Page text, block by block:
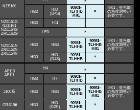
NZE160
×
HB3
HID
(D4S)
90981-
TLHHB
※01
×
※01：発光部
の角度調整が
必要です。
NZE161G
NZE161
NZE164G
ZRE162G
HB3 H11
LED ×
NZE151N
ZRE152N
ZRE154N
HB3 HB4
90981-
TLHHB
90981-
TLHHB
※01
※01：発光部
の角度調整が
必要です。
HB3
HID
(D4S)
90981-
TLHHB
×
AE110
AE111
H4
×
HB3 H7
90981-
TLHHB
×
J100系 HB3 HB4
90981-
TLHHB
90981-
TLHHB
※01
※01：発光部
の角度調整が
必要です。
GRS18# HB3
HID
(D2R)
90981-
TLHHB
×